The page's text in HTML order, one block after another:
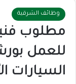
وظائف الشرقية
مطلوب
للعمل
السيارات